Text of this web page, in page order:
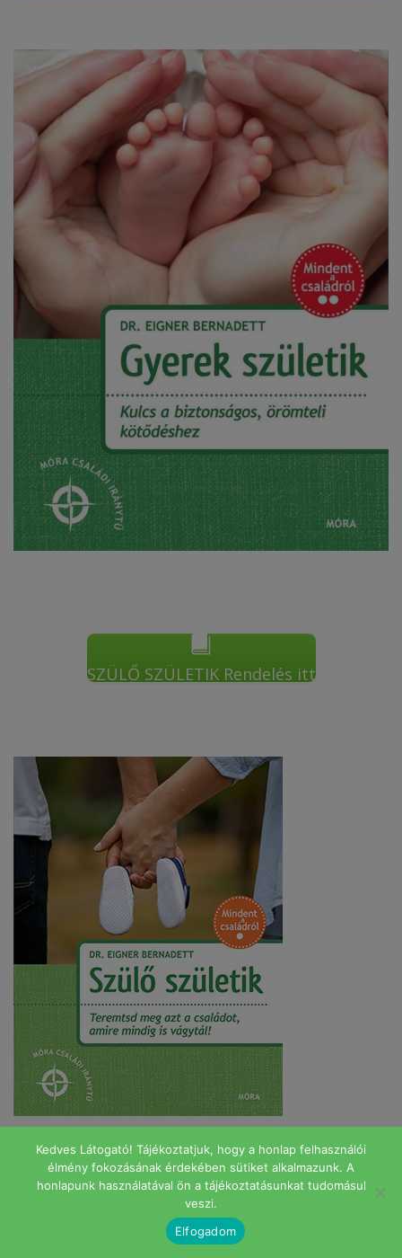
SZÜLŐ SZÜLETIK Rendelés itt
Kedves Látogató! Tájékoztatjuk, hogy a honlap felhasználói
élmény fokozásának érdekében sütiket alkalmazunk. A
honlapunk használatával ön a tájékoztatásunkat tudomásul
veszi.
Elfogadom